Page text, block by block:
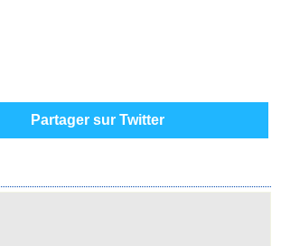
Partager sur Twitter